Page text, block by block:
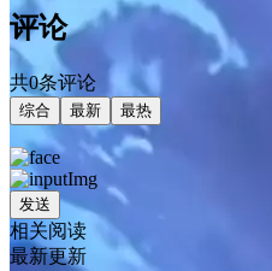
评论
共0条评论
综合 最新 最热
发送
相关阅读
最新更新